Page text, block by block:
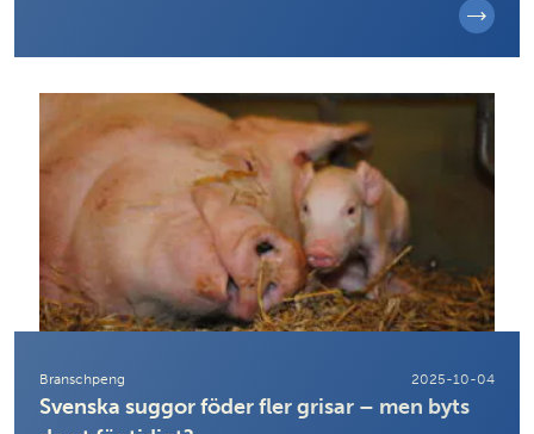
Branschpeng 2025-10-04
Svenska suggor föder fler grisar – men byts